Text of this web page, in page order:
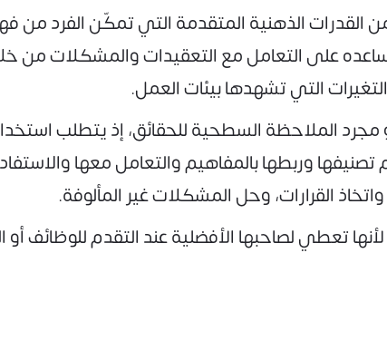
الذهنية المتقدمة التي تمكّن الفرد من
على التعامل مع التعقيدات والمشكلات
التي تشهدها بيئات العمل.
مجرد الملاحظة السطحية للحقائق، إذ يتطلب
وربطها بالمفاهيم والتعامل معها
القرارات، وحل المشكلات غير المألوفة.
لأنها تعطي لصاحبها الأفضلية عند التقدم